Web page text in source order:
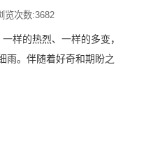
次数:3682
样的热烈、一样的多变，
雨。伴随着好奇和期盼之